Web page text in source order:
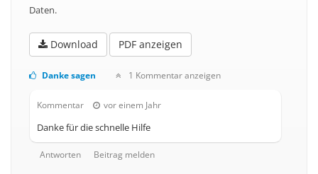
Daten.
Download PDF anzeigen
Danke sagen 1 Kommentar anzeigen
Kommentar vor einem Jahr
Danke für die schnelle Hilfe
Antworten Beitrag melden